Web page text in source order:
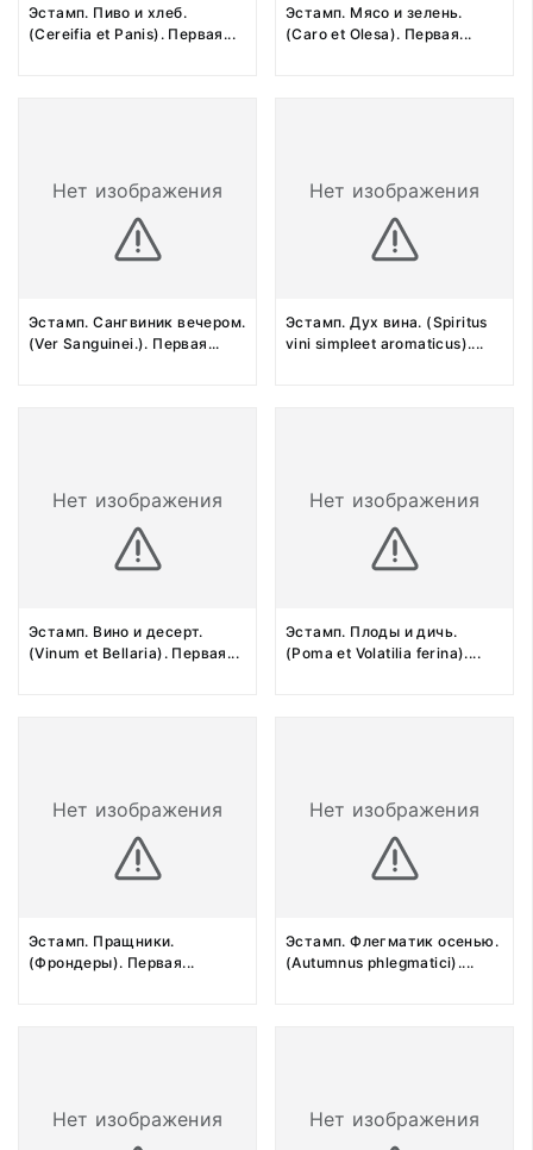
Эстамп. Пиво и хлеб.
(Cereifia et Panis). Первая ...
Эстамп. Мясо и зелень.
(Caro et Olesa). Первая...
Нет изображения
Эстамп. Сангвиник вечером.
(Ver Sanguinei.). Первая ...
Нет изображения
Эстамп. Дух вина. (Spiritus
vini simpleet aromaticus)....
Нет изображения
Эстамп. Вино и десерт.
(Vinum et Bellaria). Первая ...
Нет изображения
Эстамп. Плоды и дичь.
(Poma et Volatilia ferina)....
Нет изображения
Эстамп. Пращники.
(Фрондеры). Первая...
Нет изображения
Эстамп. Флегматик осенью.
(Autumnus phlegmatici)....
Нет изображения Нет изображения